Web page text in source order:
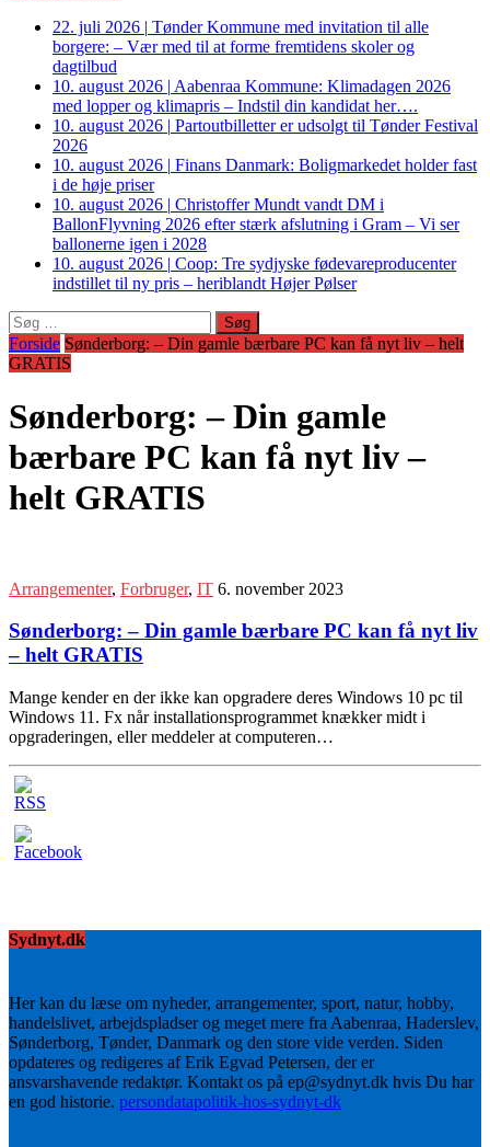
22. juli 2026 | Tønder Kommune med invitation til alle
borgere: – Vær med til at forme fremtidens skoler og
dagtilbud
10. august 2026 | Aabenraa Kommune: Klimadagen 2026
med lopper og klimapris – Indstil din kandidat her….
10. august 2026 | Partoutbilletter er udsolgt til Tønder Festival
2026
10. august 2026 | Finans Danmark: Boligmarkedet holder fast
i de høje priser
10. august 2026 | Christoffer Mundt vandt DM i
BallonFlyvning 2026 efter stærk afslutning i Gram – Vi ser
ballonerne igen i 2028
10. august 2026 | Coop: Tre sydjyske fødevareproducenter
indstillet til ny pris – heriblandt Højer Pølser
Søg
efter:
Forside Sønderborg: – Din gamle bærbare PC kan få nyt liv – helt
GRATIS
Sønderborg: – Din gamle
bærbare PC kan få nyt liv –
helt GRATIS
Arrangementer, Forbruger, IT 6. november 2023
Sønderborg: – Din gamle bærbare PC kan få nyt liv
– helt GRATIS
Mange kender en der ikke kan opgradere deres Windows 10 pc til
Windows 11. Fx når installationsprogrammet knækker midt i
opgraderingen, eller meddeler at computeren…
Sydnyt.dk
Her kan du læse om nyheder, arrangementer, sport, natur, hobby,
handelslivet, arbejdspladser og meget mere fra Aabenraa, Haderslev,
Sønderborg, Tønder, Danmark og den store vide verden. Siden
opdateres og redigeres af Erik Egvad Petersen, der er
ansvarshavende redaktør. Kontakt os på ep@sydnyt.dk hvis Du har
en god historie. persondatapolitik-hos-sydnyt-dk